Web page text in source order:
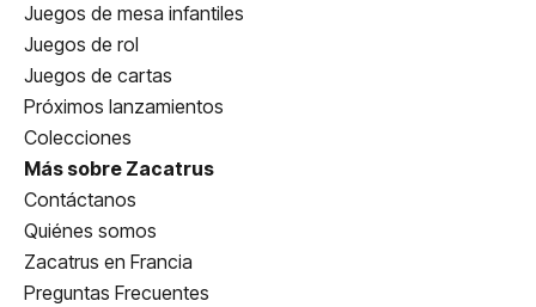
Juegos de mesa infantiles
Juegos de rol
Juegos de cartas
Próximos lanzamientos
Colecciones
Más sobre Zacatrus
Contáctanos
Quiénes somos
Zacatrus en Francia
Preguntas Frecuentes